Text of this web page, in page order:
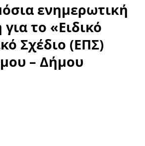
ενημερωτική
το «Ειδικό
Σχέδιο (ΕΠΣ)
– Δήμου